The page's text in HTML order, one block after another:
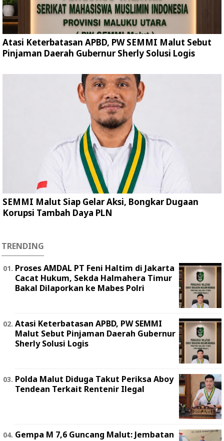
Atasi Keterbatasan APBD, PW SEMMI Malut Sebut
Pinjaman Daerah Gubernur Sherly Solusi Logis
SEMMI Malut Siap Gelar Aksi, Bongkar Dugaan
Korupsi Tambah Daya PLN
TRENDING
Proses AMDAL PT Feni Haltim di Jakarta
Cacat Hukum, Sekda Halmahera Timur
Bakal Dilaporkan ke Mabes Polri
Atasi Keterbatasan APBD, PW SEMMI
Malut Sebut Pinjaman Daerah Gubernur
Sherly Solusi Logis
Polda Malut Diduga Takut Periksa Aboy
Tendean Terkait Rentenir Ilegal
Gempa M 7,6 Guncang Malut: Jembatan